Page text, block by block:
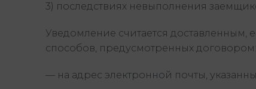
3) последствиях невыполнения
Уведомление считается
способов, предусмотренных договором:
— на адрес электронной почты,